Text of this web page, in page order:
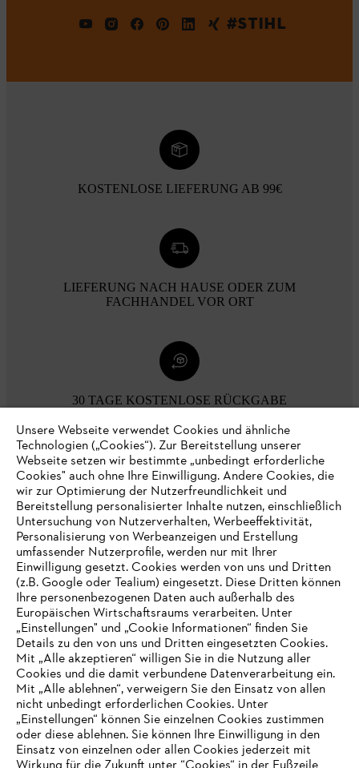
#STIHL
KOSTENLOSE LIEFERUNG AB 99€
LIEFERUNG NACH HAUSE ODER ZUM
FACHHANDEL VOR ORT
30 TAGE KOSTENLOSE RÜCKGABE
Zahlungsmöglichkeiten
Unternehmen
Online Shop
Service
IHR BROWSER WIRD NICHT
UNTERSTÜTZT
Unsere Webseite verwendet Cookies und ähnliche
Technologien („Cookies“). Zur Bereitstellung unserer
Webseite setzen wir bestimmte „unbedingt erforderliche
Cookies" auch ohne Ihre Einwilligung. Andere Cookies, die
wir zur Optimierung der Nutzerfreundlichkeit und
Bereitstellung personalisierter Inhalte nutzen, einschließlich
Untersuchung von Nutzerverhalten, Werbeeffektivität,
Personalisierung von Werbeanzeigen und Erstellung
umfassender Nutzerprofile, werden nur mit Ihrer
Einwilligung gesetzt. Cookies werden von uns und Dritten
(z.B. Google oder Tealium) eingesetzt. Diese Dritten können
Ihre personenbezogenen Daten auch außerhalb des
Europäischen Wirtschaftsraums verarbeiten. Unter
„Einstellungen" und „Cookie Informationen“ finden Sie
Details zu den von uns und Dritten eingesetzten Cookies.
Mit „Alle akzeptieren“ willigen Sie in die Nutzung aller
Cookies und die damit verbundene Datenverarbeitung ein.
Mit „Alle ablehnen“, verweigern Sie den Einsatz von allen
nicht unbedingt erforderlichen Cookies. Unter
„Einstellungen“ können Sie einzelnen Cookies zustimmen
oder diese ablehnen. Sie können Ihre Einwilligung in den
Einsatz von einzelnen oder allen Cookies jederzeit mit